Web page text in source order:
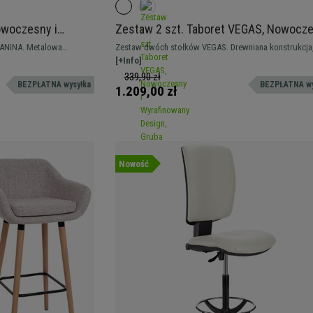
i
kolor
Metalowa
ze świetną
tkaniną.
BEZPŁATNA wysyłka
Zestaw 2 szt. Taboret VEGAS,
i Wyrafinowany Design, Gruba Wyściółka,
Skóra kolor Biały
Zestaw dwóch stołków VEGAS. Drewniana konstrukcja,
świetna wyściółka na siedzisku, oparciu i
Wykonane z wysokiej jakości materiałów.
[+Info]
339,90 zł
1.209,00 zł BEZPŁATNA
Nowość